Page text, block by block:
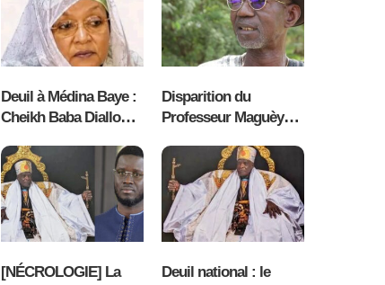
Deuil à Médina Baye :
Cheikh Baba Diallo
de Seyda Fatoumata
Hassan Dème
Disparition du
Professeur Maguèye
pleure une grande
figure de sa culture et
de l’UCAD
[NÉCROLOGIE] La
Deuil national : le